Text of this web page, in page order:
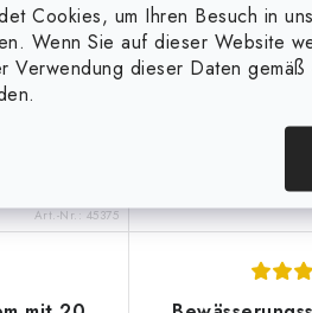
Cookies, um Ihren Besuch in
Wenn Sie auf dieser Website
Verwendung dieser Daten gemäß
KORB
wird am
Art.-Nr.: 45375
drehen Sie den